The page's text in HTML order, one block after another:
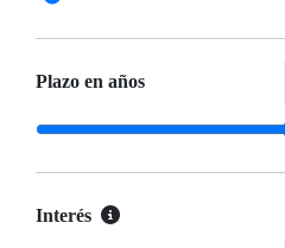
Plazo en años
Interés